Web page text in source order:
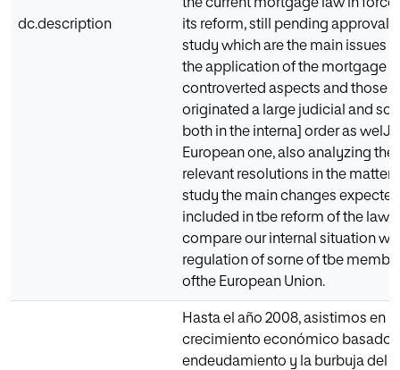
dc.description
the current mortgage law in force,
its reform, still pending approval.
study which are the main issues
the application of the mortgage
controverted aspects and those
originated a large judicial and
both in the interna] order as welJ
European one, also analyzing the
relevant resolutions in the matter.
study the main changes
included in tbe reform of the law,
compare our internal situation
regulation of sorne of tbe
ofthe European Union.
Hasta el año 2008, asistimos en
crecimiento económico basado
endeudamiento y la burbuja del